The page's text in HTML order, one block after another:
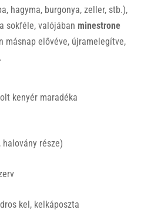
hagyma, burgonya, zeller, stb.),
sokféle, valójában minestrone
másnap elővéve, újramelegítve,
kenyér maradéka
része)
kel, kelkáposzta